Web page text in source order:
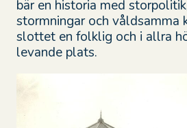
bär en historia med
stormningar och våldsamma
slottet en folklig och i allra
levande plats.